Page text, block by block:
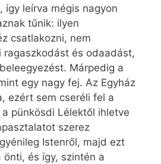
így leírva még­is nagyon
tűnik: ilyen
csatlakozni, nem
ragaszkodást és odaadást,
Márpedig a
egy nagy fej. Az Egyház
ezért sem cseréli fel a
pünkösdi Lélektől ihletve
szerez
Istenről, majd ezt
önti, és így, szintén a